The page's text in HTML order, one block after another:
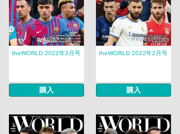
theWORLD 2022年3月号
購入
theWORLD 2022年2月号
購入